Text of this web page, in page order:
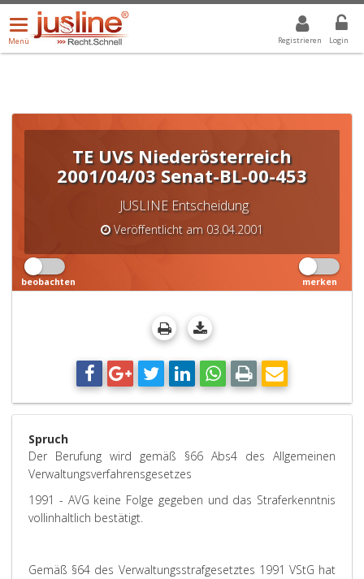
Registrieren Login
Menü
öffnen/schließen
Menü
ALLE DROPDOWN: GEWÄHLTER WERT IST ALLE
TE UVS Niederösterreich
2001/04/03 Senat-BL-00-453
JUSLINE Entscheidung
Veröffentlicht am 03.04.2001
beobachten merken
Spruch
Der Berufung wird gemäß §66 Abs4 des Allgemeinen
Verwaltungsverfahrensgesetzes
1991 - AVG keine Folge gegeben und das Straferkenntnis
vollinhaltlich bestätigt.
Gemäß §64 des Verwaltungsstrafgesetztes 1991 VStG hat